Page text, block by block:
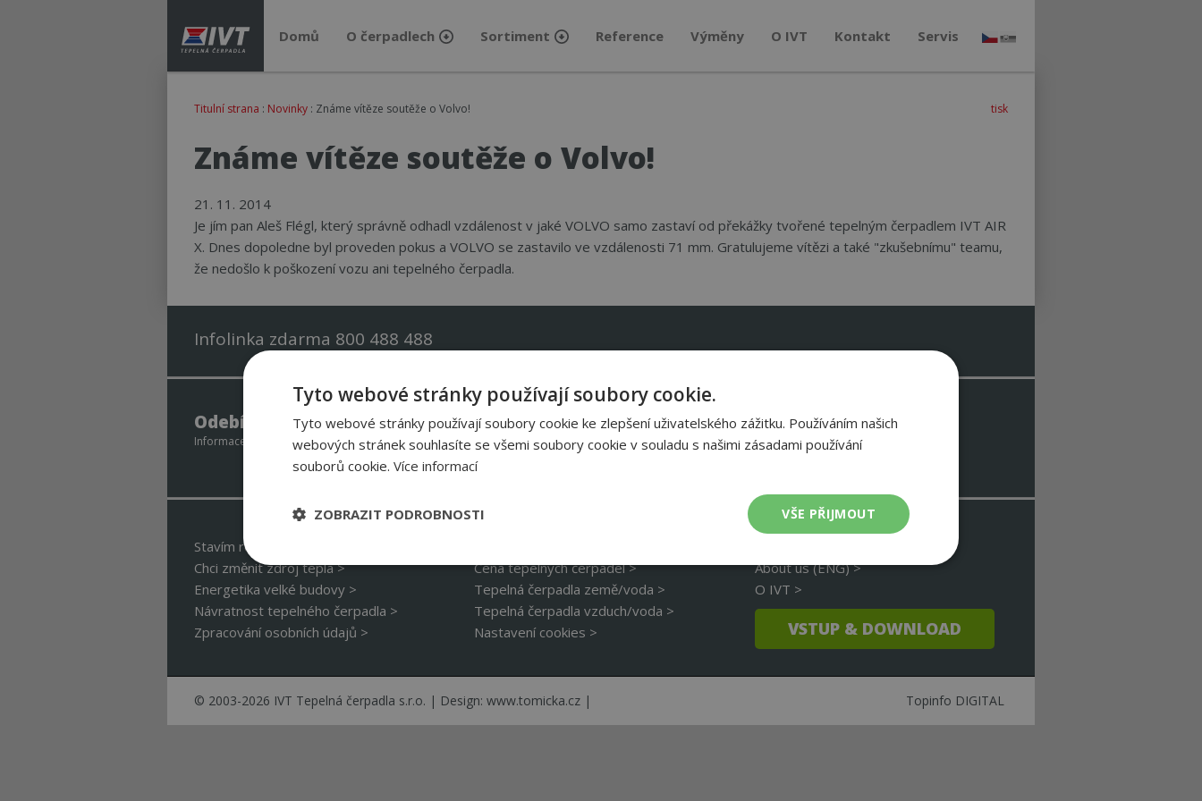
Domů O čerpadlech Sortiment Reference Výměny O IVT Kontakt Servis
tisk
Titulní strana : Novinky : Známe vítěze soutěže o Volvo!
Známe vítěze soutěže o Volvo!
21. 11. 2014
Je jím pan Aleš Flégl, který správně odhadl vzdálenost v jaké VOLVO samo zastaví od překážky tvořené tepelným čerpadlem IVT AIR
X. Dnes dopoledne byl proveden pokus a VOLVO se zastavilo ve vzdálenosti 71 mm. Gratulujeme vítězi a také "zkušebnímu" teamu,
že nedošlo k poškození vozu ani tepelného čerpadla.
Infolinka zdarma 800 488 488
Odebírejte newsletter IVT
Informace o slevových akcích – ukázky instalací IVT – zkušenosti zákazníků
NEWSLETTER
Stavím rodinný dům >
Chci změnit zdroj tepla >
Energetika velké budovy >
Návratnost tepelného čerpadla >
Zpracování osobních údajů >
Cena tepelných čerpadel >
Tepelná čerpadla země/voda >
Tepelná čerpadla vzduch/voda >
Nastavení cookies >
About us (ENG) >
O IVT >
VSTUP & DOWNLOAD
© 2003-2026 IVT Tepelná čerpadla s.r.o. | Design: www.tomicka.cz | Topinfo DIGITAL
Tyto webové stránky používají soubory cookie.
Tyto webové stránky používají soubory cookie ke zlepšení uživatelského zážitku. Používáním našich
webových stránek souhlasíte se všemi soubory cookie v souladu s našimi zásadami používání
souborů cookie. Více informací
VŠE PŘIJMOUT
ZOBRAZIT PODROBNOSTI
Nezbytně nutné
soubory
Výkonové
soubory
Soubory cílení Funkční soubory
Nezařazené
Nezbytně nutné soubory Výkonové soubory Soubory cílení